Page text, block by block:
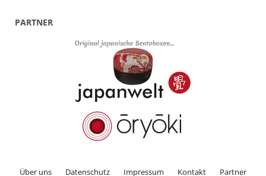
PARTNER
Über uns Datenschutz Impressum Kontakt Partner